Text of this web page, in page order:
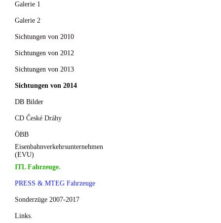
Galerie 1
Galerie 2
Sichtungen von 2010
Sichtungen von 2012
Sichtungen von 2013
Sichtungen von 2014
DB Bilder
CD České Dráhy
ÖBB
Eisenbahnverkehrsunternehmen
(EVU)
ITL Fahrzeuge.
PRESS & MTEG Fahrzeuge
Sonderzüge 2007-2017
Links.